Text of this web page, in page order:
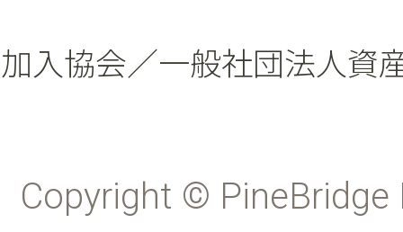
加入協会／一般社団法人資
Copyright ©